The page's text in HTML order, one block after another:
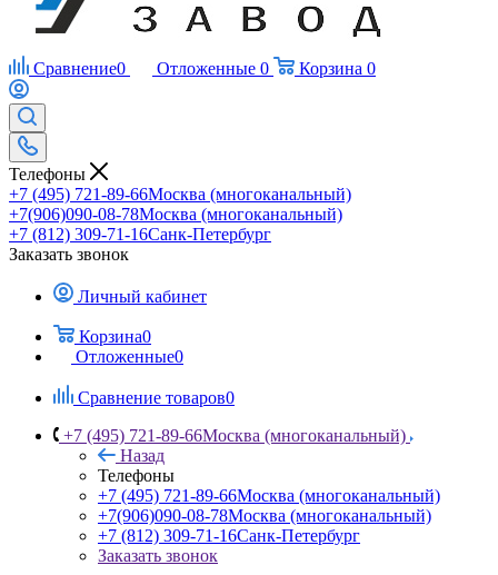
Сравнение0 Отложенные 0 Корзина 0
Телефоны
+7 (495) 721-89-66Москва (многоканальный)
+7(906)090-08-78Москва (многоканальный)
+7 (812) 309-71-16Санк-Петербург
Заказать звонок
Личный кабинет
Корзина0
Отложенные0
Сравнение товаров0
+7 (495) 721-89-66Москва (многоканальный)
Назад
Телефоны
+7 (495) 721-89-66Москва (многоканальный)
+7(906)090-08-78Москва (многоканальный)
+7 (812) 309-71-16Санк-Петербург
Заказать звонок